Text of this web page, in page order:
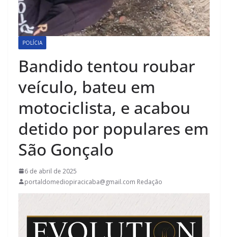
POLÍCIA
Bandido tentou roubar
veículo, bateu em
motociclista, e acabou
detido por populares em
São Gonçalo
6 de abril de 2025
portaldomediopiracicaba@gmail.com Redação